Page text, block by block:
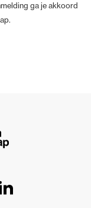
ga je akkoord